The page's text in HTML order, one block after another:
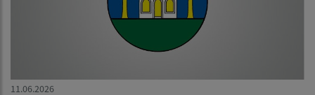
11.06.2026